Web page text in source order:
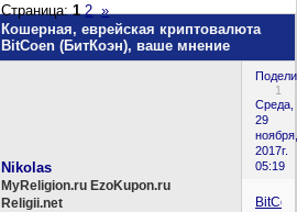
Кошерная, еврейская криптовалюта
BitCoen (БитКоэн), ваше мнение
Страница:1 2 »
1
Среда,
29
ноября,
2017г.
05:19
Nikolas
MyReligion.ru EzoKupon.ru
Religii.net